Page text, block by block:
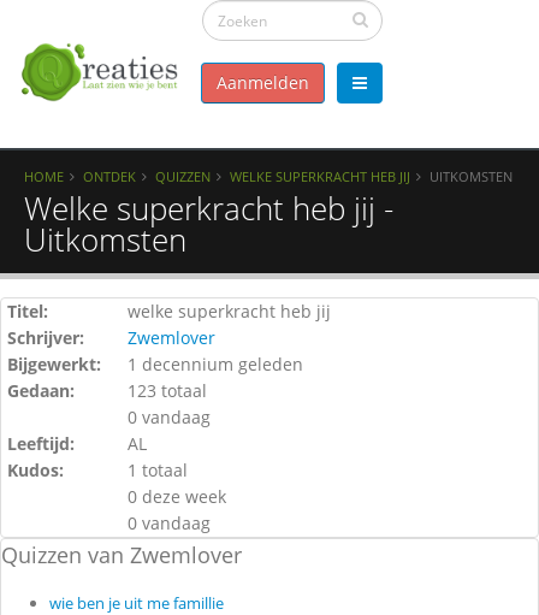
Aanmelden
HOME ONTDEK QUIZZEN WELKE SUPERKRACHT HEB JIJ UITKOMSTEN
Welke superkracht heb jij -
Uitkomsten
Titel:
welke superkracht heb jij
Schrijver:
Zwemlover
Bijgewerkt:
1 decennium geleden
Gedaan:
123 totaal
0 vandaag
Leeftijd:
AL
Kudos:
1 totaal
0 deze week
0 vandaag
Quizzen van Zwemlover
wie ben je uit me famillie